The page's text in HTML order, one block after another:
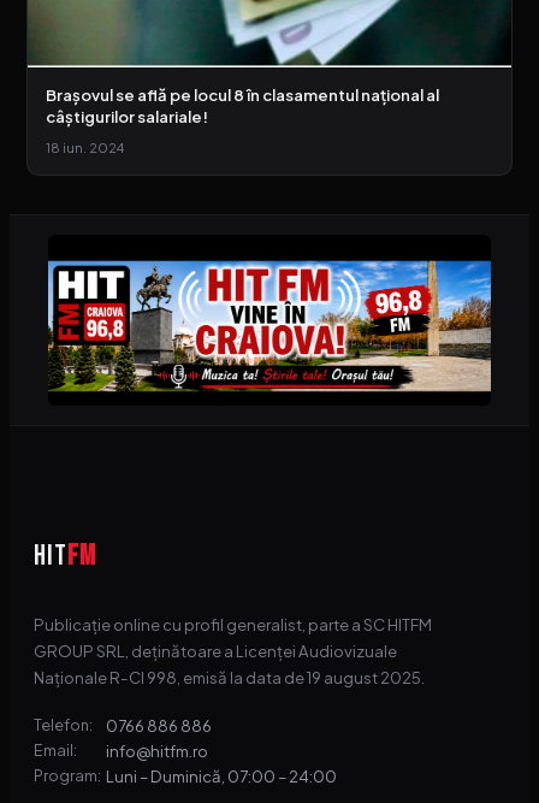
Brașovul se află pe locul 8 în clasamentul național al
câștigurilor salariale!
18 iun. 2024
HITFM
Publicație online cu profil generalist, parte a SC HITFM
GROUP SRL, deținătoare a Licenței Audiovizuale
Naționale R-CI 998, emisă la data de 19 august 2025.
Telefon: 0766 886 886
Email: info@hitfm.ro
Program: Luni – Duminică, 07:00 – 24:00